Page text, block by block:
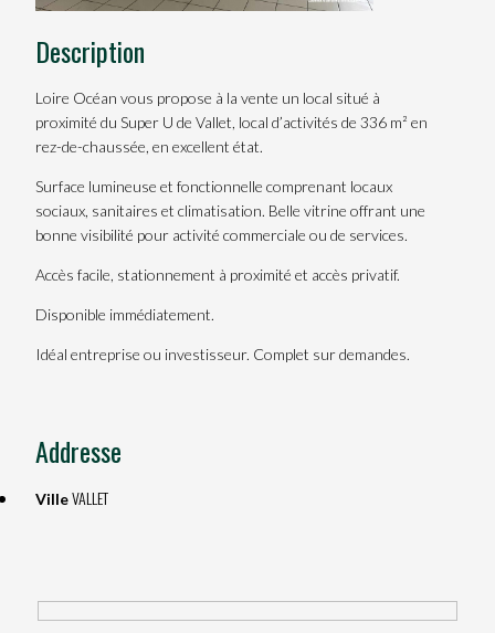
Description
Loire Océan vous propose à la vente un local situé à
proximité du Super U de Vallet, local d’activités de 336 m² en
rez-de-chaussée, en excellent état.
Surface lumineuse et fonctionnelle comprenant locaux
sociaux, sanitaires et climatisation. Belle vitrine offrant une
bonne visibilité pour activité commerciale ou de services.
Accès facile, stationnement à proximité et accès privatif.
Disponible immédiatement.
Idéal entreprise ou investisseur. Complet sur demandes.
Addresse
VilleVALLET